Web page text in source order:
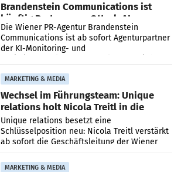
Brandenstein Communications ist
künftig Partner von OtterlyAI
Die Wiener PR-Agentur Brandenstein
Communications ist ab sofort Agenturpartner
der KI-Monitoring- und
MARKETING & MEDIA
Wechsel im Führungsteam: Unique
relations holt Nicola Treitl in die
Geschäftsleitung
Unique relations besetzt eine
Schlüsselposition neu: Nicola Treitl verstärkt
ab sofort die Geschäftsleitung der Wiener
PR-Agentur an der Seite von Josef Kalina und
Anna Kalina-Mahr.
MARKETING & MEDIA